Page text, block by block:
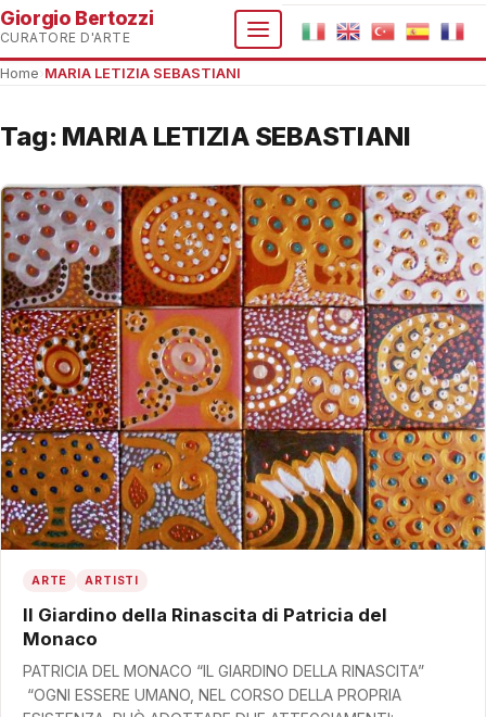
Giorgio Bertozzi
CURATORE D'ARTE
Home MARIA LETIZIA SEBASTIANI
Tag: MARIA LETIZIA SEBASTIANI
ARTE ARTISTI
Il Giardino della Rinascita di Patricia del
Monaco
PATRICIA DEL MONACO “IL GIARDINO DELLA RINASCITA”
“OGNI ESSERE UMANO, NEL CORSO DELLA PROPRIA